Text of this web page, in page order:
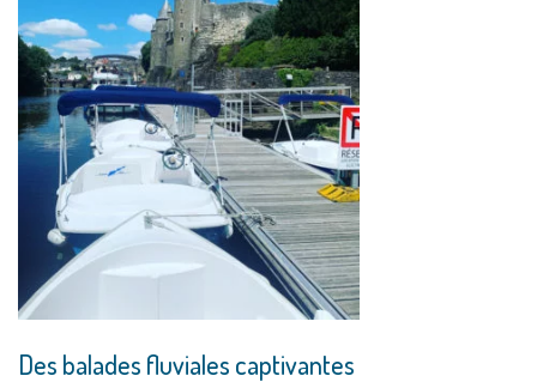
Des balades fluviales captivantes